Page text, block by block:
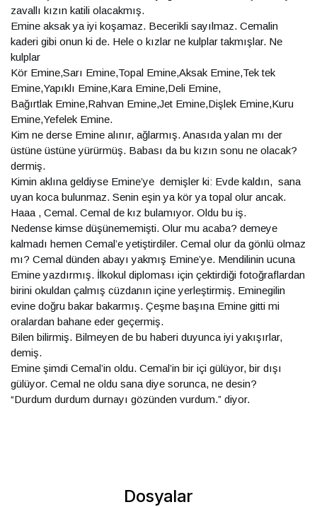
zavallı kızın katili olacakmış.
Emine aksak ya iyi koşamaz. Becerikli sayılmaz. Cemalin
kaderi gibi onun ki de. Hele o kızlar ne kulplar takmışlar. Ne
kulplar
Kör Emine,Sarı Emine,Topal Emine,Aksak Emine,Tek tek
Emine,Yapıklı Emine,Kara Emine,Deli Emine,
Bağırtlak Emine,Rahvan Emine,Jet Emine,Dişlek Emine,Kuru
Emine,Yefelek Emine.
Kim ne derse Emine alınır, ağlarmış. Anasıda yalan mı der
üstüne üstüne yürürmüş. Babası da bu kızın sonu ne olacak?
dermiş.
Kimin aklına geldiyse Emine’ye demişler ki: Evde kaldın, sana
uyan koca bulunmaz. Senin eşin ya kör ya topal olur ancak.
Haaa , Cemal. Cemal de kız bulamıyor. Oldu bu iş.
Nedense kimse düşünememişti. Olur mu acaba? demeye
kalmadı hemen Cemal’e yetiştirdiler. Cemal olur da gönlü olmaz
mı? Cemal dünden abayı yakmış Emine’ye. Mendilinin ucuna
Emine yazdırmış. İlkokul diploması için çektirdiği fotoğraflardan
birini okuldan çalmış cüzdanın içine yerleştirmiş. Eminegilin
evine doğru bakar bakarmış. Çeşme başına Emine gitti mi
oralardan bahane eder geçermiş.
Bilen bilirmiş. Bilmeyen de bu haberi duyunca iyi yakışırlar,
demiş.
Emine şimdi Cemal’in oldu. Cemal’in bir içi gülüyor, bir dışı
gülüyor. Cemal ne oldu sana diye sorunca, ne desin?
“Durdum durdum durnayı gözünden vurdum.” diyor.
Dosyalar